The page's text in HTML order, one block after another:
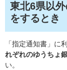
東北6県以
をするとき
「指定通知書」に
れぞれのゆうちょ
い。